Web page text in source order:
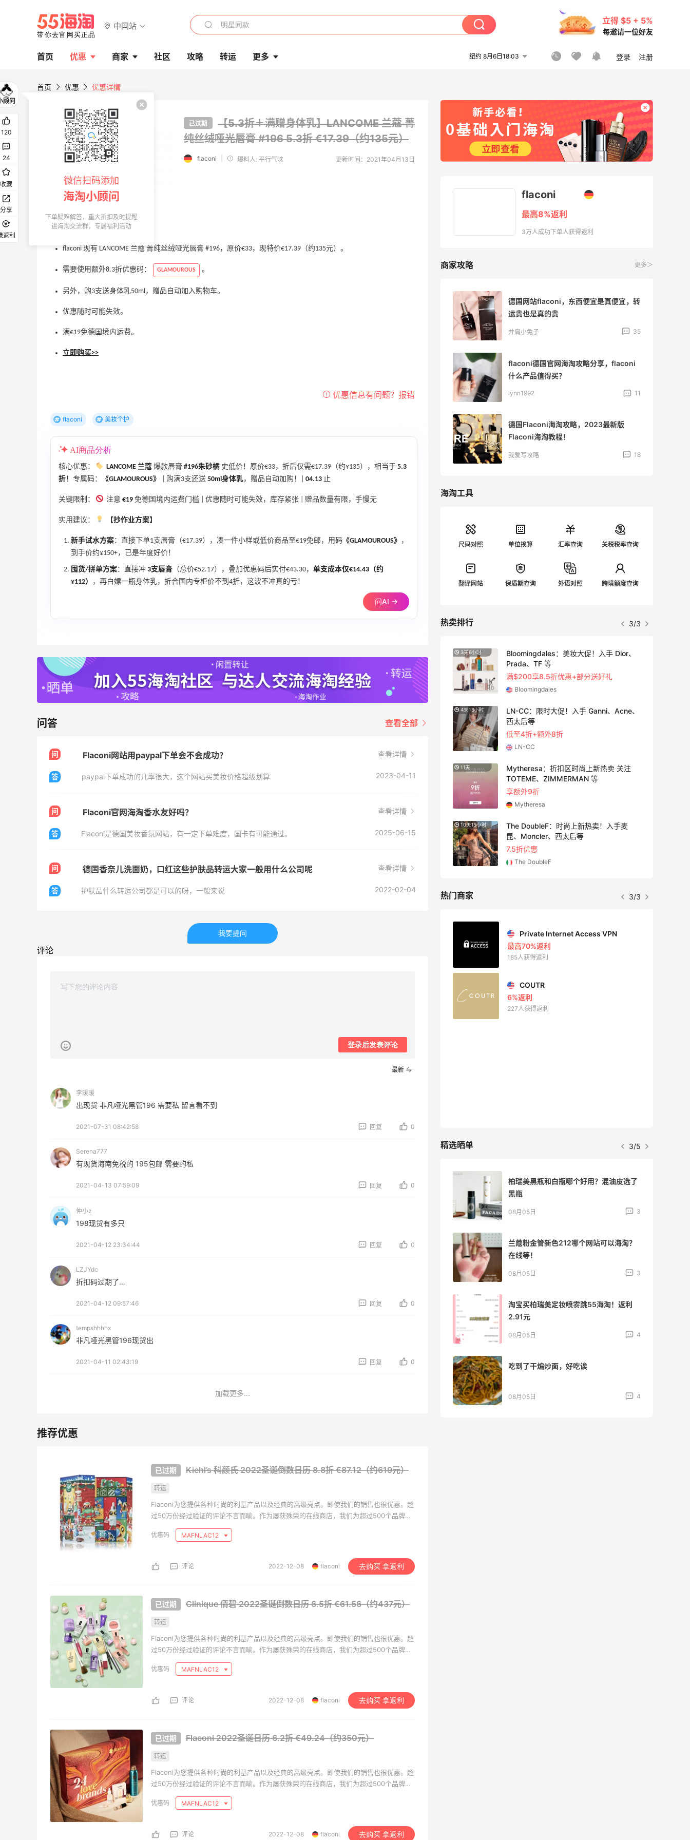
中国站
立得 $5 + 5%
每邀请一位好友
首页 优惠 商家 社区 攻略 转运 更多 纽约 8月6日18:03 登录 注册
首页 优惠 优惠详情
已过期
【5.3折＋满赠身体乳】LANCOME 兰蔻 菁
纯丝绒哑光唇膏 #1965.3折 €17.39（约135元）
flaconi 爆料人: 平行气味 更新时间：2021年04月13日
flaconi 现有 LANCOME 兰蔻 菁纯丝绒哑光唇膏 #196，原价€33，现特价€17.39（约135元）。
需要使用额外8.3折优惠码： GLAMOUROUS 。
另外，购3支送身体乳50ml，赠品自动加入购物车。
优惠随时可能失效。
满€19免德国境内运费。
立即购买>>
flaconi 美妆个护
AI商品分析
核心优惠： LANCOME 兰蔻 爆款唇膏 #196朱砂橘 史低价！原价€33，折后仅需€17.39（约¥135），相当于 5.3
折！专属码： 《GLAMOUROUS》 | 购满3支还送 50ml身体乳，赠品自动加购！| 04.13 止
关键限制： 注意 €19 免德国境内运费门槛 | 优惠随时可能失效，库存紧张 | 赠品数量有限，手慢无
实用建议： 【抄作业方案】
新手试水方案：直接下单1支唇膏（€17.39），凑一件小样或低价商品至€19免邮，用码 《GLAMOUROUS》 ，
到手价约¥150+，已是年度好价！
囤货/拼单方案：直接冲 3支唇膏 （总价€52.17），叠加优惠码后实付€43.30， 单支成本仅€14.43（约
¥112）
，再白嫖一瓶身体乳，折合国内专柜价不到4折，这波不冲真的亏！
问AI →
问答 查看全部
问 Flaconi网站用paypal下单会不会成功？ 查看详情
答 paypal下单成功的几率很大，这个网站买美妆价格超级划算 2023-04-11
问 Flaconi官网海淘香水友好吗？ 查看详情
答 Flaconi是德国美妆香氛网站，有一定下单难度，国卡有可能通过。 2025-06-15
问 德国香奈儿洗面奶，口红这些护肤品转运大家一般用什么公司呢 查看详情
答 护肤品什么转运公司都是可以的呀，一般来说 2022-02-04
我要提问
评论
登录后发表评论
最新
李暖暖
出现货 非凡哑光黑管196 需要私 留言看不到
2021-07-31 08:42:58 回复 0
Serena777
有现货海南免税的 195包邮 需要的私
2021-04-13 07:59:09 回复 0
仲小z
198现货有多只
2021-04-12 23:34:44 回复 0
LZJYdc
折扣码过期了…
2021-04-12 09:57:46 回复 0
tempshhhhx
非凡哑光黑管196现货出
2021-04-11 02:43:19 回复 0
加载更多...
Kiehl’s 科颜氏 2022圣诞倒数日历8.8折 €87.12（约619元）
转运
Flaconi为您提供各种时尚的利基产品以及经典的高级亮点。即使我们的销售也很优惠。超
过50万份经过验证的评论不言而喻。作为屡获殊荣的在线商店，我们为超过500个品牌的
产品种类感到自豪，因此每次订购时都会有两个独家免费样品，再次激发您的灵感。
MAFNLAC12
评论 2022-12-08 flaconi 去购买 拿返利
Clinique 倩碧 2022圣诞倒数日历6.5折 €61.56（约437元）
转运
Flaconi为您提供各种时尚的利基产品以及经典的高级亮点。即使我们的销售也很优惠。超
过50万份经过验证的评论不言而喻。作为屡获殊荣的在线商店，我们为超过500个品牌的
产品种类感到自豪，因此每次订购时都会有两个独家免费样品，再次激发您的灵感。
MAFNLAC12
评论 2022-12-08 flaconi 去购买 拿返利
Flaconi 2022圣诞日历6.2折 €49.24（约350元）
转运
Flaconi为您提供各种时尚的利基产品以及经典的高级亮点。即使我们的销售也很优惠。超
过50万份经过验证的评论不言而喻。作为屡获殊荣的在线商店，我们为超过500个品牌的
产品种类感到自豪，因此每次订购时都会有两个独家免费样品，再次激发您的灵感。
MAFNLAC12
评论 2022-12-08 flaconi 去购买 拿返利
flaconi
最高8%返利
3万人成功下单人获得返利
商家攻略 更多＞
Flaconi海淘教程！
德国网站flaconi，东西便宜是真便宜，转
运贵也是真的贵
并肩小兔子 35
flaconi德国官网海淘攻略分享，flaconi
什么产品值得买？
lynn1992 11
德国Flaconi海淘攻略，2023最新版
Flaconi海淘教程！
我爱写攻略 18
海淘工具
尺码对照 单位换算 汇率查询 关税税率查询
翻译网站 保质期查询 外语对照 跨境额度查询
热卖排行 3/3
衣、金属银跆拳道鞋等
2件8折 叠加满HK$1800-100
adidas HK
袋、服饰、鞋履等
Maje US：限时闪促！入手明星同款服饰
Sandro us：限时闪促！法式美衣精选
低至2折 千鸟格连衣裙$95
Sandro us
PRADA、LOEWE、加拿大鹅等
3天6小时
Bloomingdales：美妆大促！入手 Dior、
Prada、TF 等
满$200享8.5折优惠+部分送好礼
Bloomingdales
4天18小时
LN-CC：限时大促！入手 Ganni、Acne、
西太后等
低至4折+额外8折
LN-CC
11天
Mytheresa：折扣区时尚上新热卖 关注
TOTEME、ZIMMERMAN 等
享额外9折
Mytheresa
10天15小时
The DoubleF：时尚上新热卖！入手麦
昆、Moncler、西太后等
7.5折优惠
The DoubleF
热门商家 3/3
Biōkreativ
最高3%返利
510人获得返利
TIMEBEAM (US)
Private Internet Access VPN
最高70%返利
185人获得返利
COUTR
6%返利
227人获得返利
精选晒单 3/5
开奖｜社区7月常规主题活动名单公布
08月06日
Bobbi Brown美网2026黑五海淘活动什
08月06日
碳水快乐｜童年回忆李先生牛肉面🍜
户外运动防-晒｜蜜丝婷开挂摇摇乐实测
2
Evelom卸妆膏--卸妆膏中的“爱马仕”
FWRD黑五2026海淘奢侈品折扣力度大
FWRD美网2026黑五海淘活动什么时候
【黑五海淘攻略】Bobbi Brown黑五
柏瑞美黑瓶和白瓶哪个好用？混油皮选了
黑瓶
08月05日 3
兰蔻粉金管新色212哪个网站可以海淘？
在线等！
08月05日 3
淘宝买柏瑞美定妆喷雾跳55海淘！返利
2.91元
08月05日 4
吃到了干煸炒面，好吃诶
08月05日 4
120
24
收藏
分享
返利
微信扫码添加
海淘小顾问
下单疑难解答，重大折扣及时提醒
进海淘交流群，专属福利活动